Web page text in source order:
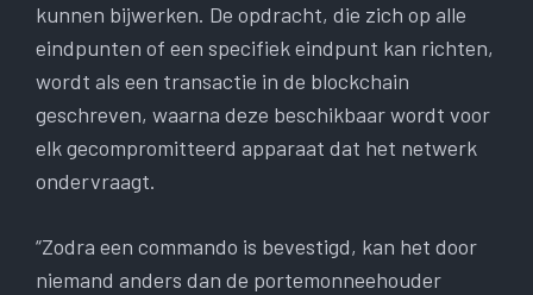
kunnen bijwerken. De opdracht, die zich op alle
eindpunten of een specifiek eindpunt kan richten,
wordt als een transactie in de blockchain
geschreven, waarna deze beschikbaar wordt voor
elk gecompromitteerd apparaat dat het netwerk
ondervraagt.
“Zodra een commando is bevestigd, kan het door
niemand anders dan de portemonneehouder